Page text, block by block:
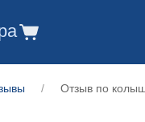
Отзыв по